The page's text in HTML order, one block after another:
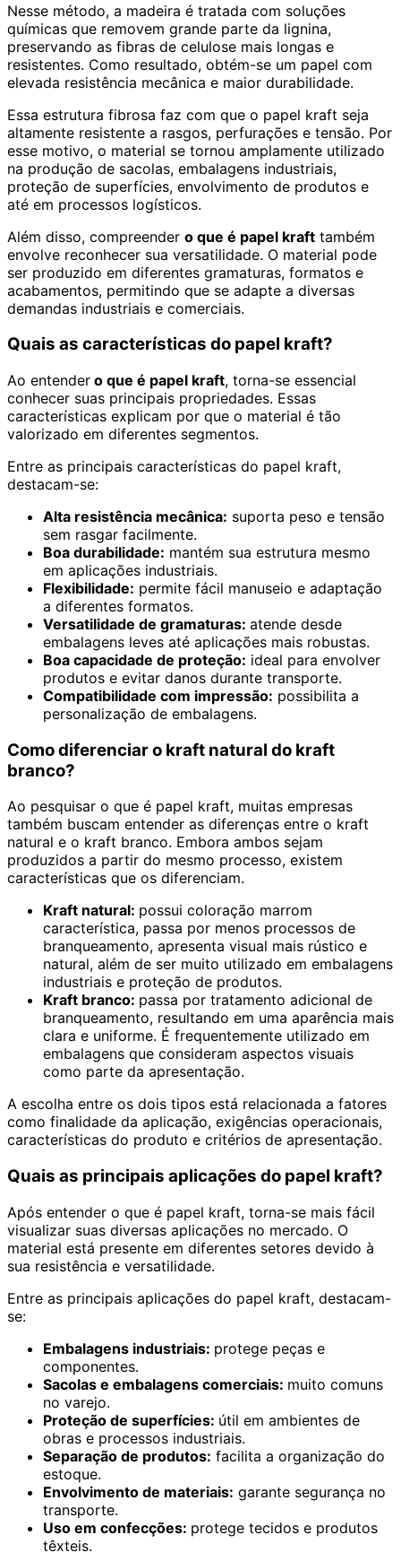
Nesse método, a madeira é tratada com soluções
químicas que removem grande parte da lignina,
preservando as fibras de celulose mais longas e
resistentes. Como resultado, obtém-se um papel com
elevada resistência mecânica e maior durabilidade.
Essa estrutura fibrosa faz com que o papel kraft seja
altamente resistente a rasgos, perfurações e tensão. Por
esse motivo, o material se tornou amplamente utilizado
na produção de sacolas, embalagens industriais,
proteção de superfícies, envolvimento de produtos e
até em processos logísticos.
Além disso, compreender o que é papel kraft também
envolve reconhecer sua versatilidade. O material pode
ser produzido em diferentes gramaturas, formatos e
acabamentos, permitindo que se adapte a diversas
demandas industriais e comerciais.
Quais as características do papel kraft?
Ao entender o que é papel kraft, torna-se essencial
conhecer suas principais propriedades. Essas
características explicam por que o material é tão
valorizado em diferentes segmentos.
Entre as principais características do papel kraft,
destacam-se:
Alta resistência mecânica: suporta peso e tensão
sem rasgar facilmente.
Boa durabilidade: mantém sua estrutura mesmo
em aplicações industriais.
Flexibilidade: permite fácil manuseio e adaptação
a diferentes formatos.
Versatilidade de gramaturas: atende desde
embalagens leves até aplicações mais robustas.
Boa capacidade de proteção: ideal para envolver
produtos e evitar danos durante transporte.
Compatibilidade com impressão: possibilita a
personalização de embalagens.
Como diferenciar o kraft natural do kraft
branco?
Ao pesquisar o que é papel kraft, muitas empresas
também buscam entender as diferenças entre o kraft
natural e o kraft branco. Embora ambos sejam
produzidos a partir do mesmo processo, existem
características que os diferenciam.
Kraft natural: possui coloração marrom
característica, passa por menos processos de
branqueamento, apresenta visual mais rústico e
natural, além de ser muito utilizado em embalagens
industriais e proteção de produtos.
Kraft branco: passa por tratamento adicional de
branqueamento, resultando em uma aparência mais
clara e uniforme. É frequentemente utilizado em
embalagens que consideram aspectos visuais
como parte da apresentação.
A escolha entre os dois tipos está relacionada a fatores
como finalidade da aplicação, exigências operacionais,
características do produto e critérios de apresentação.
Quais as principais aplicações do papel kraft?
Após entender o que é papel kraft, torna-se mais fácil
visualizar suas diversas aplicações no mercado. O
material está presente em diferentes setores devido à
sua resistência e versatilidade.
Entre as principais aplicações do papel kraft, destacam-
se:
Embalagens industriais: protege peças e
componentes.
Sacolas e embalagens comerciais: muito comuns
no varejo.
Proteção de superfícies: útil em ambientes de
obras e processos industriais.
Separação de produtos: facilita a organização do
estoque.
Envolvimento de materiais: garante segurança no
transporte.
Uso em confecções: protege tecidos e produtos
têxteis.